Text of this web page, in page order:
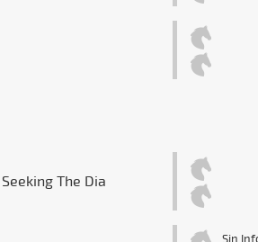
Seeking The Dia